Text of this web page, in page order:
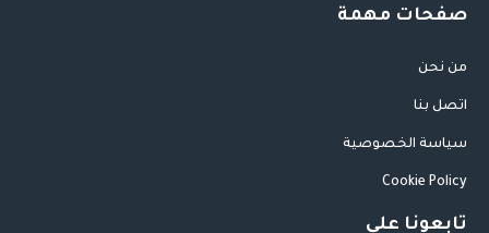
صفحات مهمة
من نحن
اتصل بنا
سياسة الخصوصية
Cookie Policy
تابعونا على